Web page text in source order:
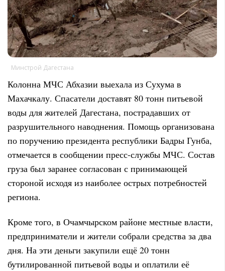
Минстрой Дагестана
Колонна МЧС Абхазии выехала из Сухума в
Махачкалу. Спасатели доставят 80 тонн питьевой
воды для жителей Дагестана, пострадавших от
разрушительного наводнения. Помощь организована
по поручению президента республики Бадры Гунба,
отмечается в сообщении пресс-службы МЧС. Состав
груза был заранее согласован с принимающей
стороной исходя из наиболее острых потребностей
региона.
Кроме того, в Очамчырском районе местные власти,
предприниматели и жители собрали средства за два
дня. На эти деньги закупили ещё 20 тонн
бутилированной питьевой воды и оплатили её